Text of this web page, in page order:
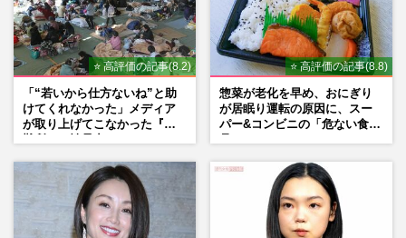
⭐ 高評価の記事(8.2)
「“若いから仕方ないね”と助
けてくれなかった」メディア
が取り上げてこなかった『避
⭐ 高評価の記事(8.8)
惣菜が老化を早め、おにぎり
が居眠り運転の原因に、スー
パー&コンビニの「危ない食